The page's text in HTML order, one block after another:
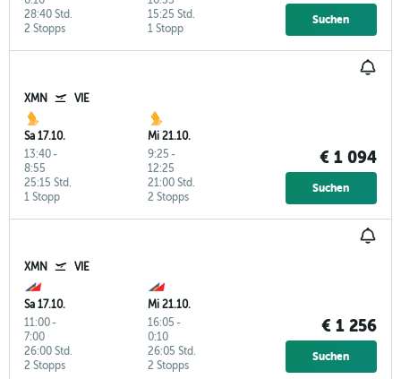
2 Stopps
28:40 Std.
1 Stopp
15:25 Std. Suchen
XMN VIE
Sa 17.10.
13:40-
8:55
1 Stopp
25:15 Std.
Mi 21.10.
9:25 -
12:25
2 Stopps
21:00 Std.
€ 1 094
Suchen
XMN VIE
Sa 17.10.
11:00-
7:00
2 Stopps
26:00 Std.
Mi 21.10.
16:05 -
0:10
2 Stopps
26:05 Std.
€ 1 256
Suchen